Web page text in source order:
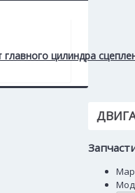
цилиндра